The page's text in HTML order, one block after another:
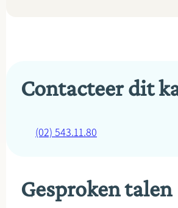
Contacteer dit
(02) 543.11.80
Gesproken talen